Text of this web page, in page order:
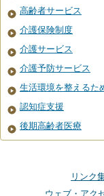
高齢者サービス
介護保険制度
介護サービス
介護予防サービス
生活環境を整えるた
認知症支援
後期高齢者医療
リンク
ウェブ・アク